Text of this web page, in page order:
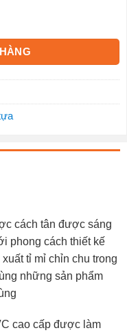
cách tân được sáng
phong cách thiết kế
tỉ mỉ chỉn chu trong
những sản phẩm
cao cấp được làm